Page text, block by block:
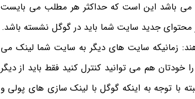
می باشد این است که حداکثر هر مطلب می بایست
زمانیکه سایت های دیگر به سایت شما لینک می
هم می توانید کنترل کنید فقط باید از دیگر
با توجه به اینکه گوگل با لینک سازی های پولی و